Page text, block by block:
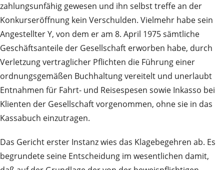
zahlungsunfähig gewesen und ihn selbst treffe an der
Konkurseröffnung kein Verschulden. Vielmehr habe sein
Angestellter Y, von dem er am 8. April 1975 sämtliche
Geschäftsanteile der Gesellschaft erworben habe, durch
Verletzung vertraglicher Pflichten die Führung einer
ordnungsgemäßen Buchhaltung vereitelt und unerlaubt
Entnahmen für Fahrt- und Reisespesen sowie Inkasso bei
Klienten der Gesellschaft vorgenommen, ohne sie in das
Kassabuch einzutragen.
Das Gericht erster Instanz wies das Klagebegehren ab. Es
begrundete seine Entscheidung im wesentlichen damit,